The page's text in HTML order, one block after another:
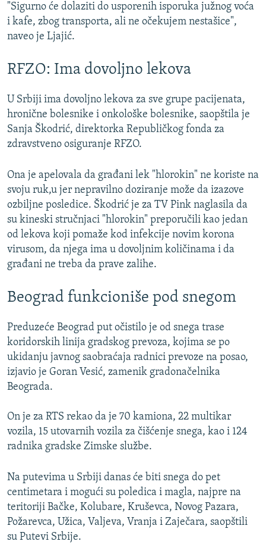
"Sigurno će dolaziti do usporenih isporuka južnog voća
i kafe, zbog transporta, ali ne očekujem nestašice",
naveo je Ljajić.
RFZO: Ima dovoljno lekova
U Srbiji ima dovoljno lekova za sve grupe pacijenata,
hronične bolesnike i onkološke bolesnike, saopštila je
Sanja Škodrić, direktorka Republičkog fonda za
zdravstveno osiguranje RFZO.
Ona je apelovala da građani lek "hlorokin" ne koriste na
svoju ruk,u jer nepravilno doziranje može da izazove
ozbiljne posledice. Škodrić je za TV Pink naglasila da
su kineski stručnjaci "hlorokin" preporučili kao jedan
od lekova koji pomaže kod infekcije novim korona
virusom, da njega ima u dovoljnim količinama i da
građani ne treba da prave zalihe.
Beograd funkcioniše pod snegom
Preduzeće Beograd put očistilo je od snega trase
koridorskih linija gradskog prevoza, kojima se po
ukidanju javnog saobraćaja radnici prevoze na posao,
izjavio je Goran Vesić, zamenik gradonačelnika
Beograda.
On je za RTS rekao da je 70 kamiona, 22 multikar
vozila, 15 utovarnih vozila za čišćenje snega, kao i 124
radnika gradske Zimske službe.
Na putevima u Srbiji danas će biti snega do pet
centimetara i mogući su poledica i magla, najpre na
teritoriji Bačke, Kolubare, Kruševca, Novog Pazara,
Požarevca, Užica, Valjeva, Vranja i Zaječara, saopštili
su Putevi Srbije.